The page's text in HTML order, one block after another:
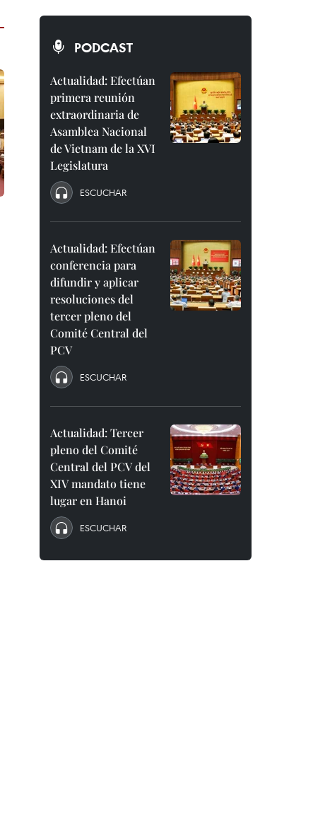
PODCAST
Actualidad: Efectúan
primera reunión
extraordinaria de
Asamblea Nacional
de Vietnam de la XVI
Legislatura
ESCUCHAR
Actualidad: Efectúan
conferencia para
difundir y aplicar
resoluciones del
tercer pleno del
Comité Central del
PCV
ESCUCHAR
Actualidad: Tercer
pleno del Comité
Central del PCV del
XIV mandato tiene
lugar en Hanoi
ESCUCHAR